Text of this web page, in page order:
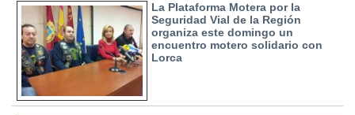
La Plataforma Motera por la
Seguridad Vial de la Región
organiza este domingo un
encuentro motero solidario con
Lorca